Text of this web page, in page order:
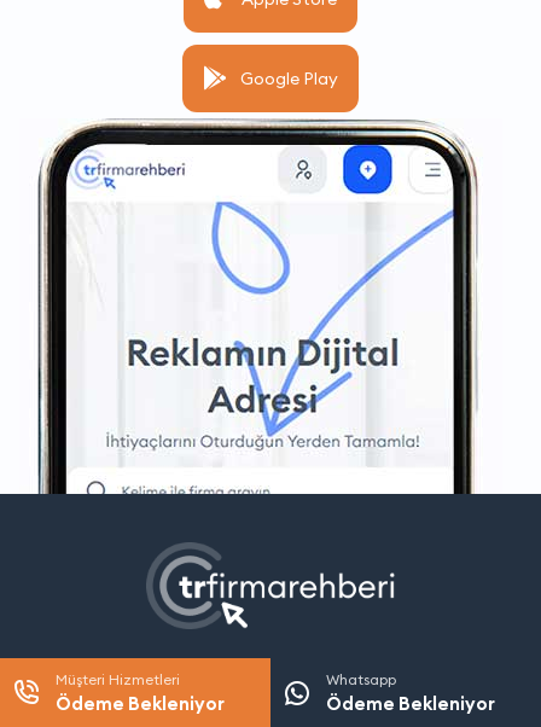
Google Play
Müşteri Hizmetleri
Ödeme Bekleniyor
Whatsapp
Ödeme Bekleniyor